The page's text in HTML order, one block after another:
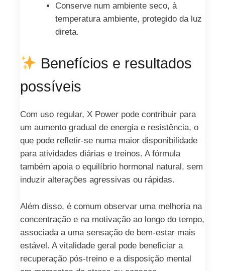
Conserve num ambiente seco, à
temperatura ambiente, protegido da luz
direta.
Benefícios e resultados
possíveis
Com uso regular, X Power pode contribuir para
um aumento gradual de energia e resistência, o
que pode refletir-se numa maior disponibilidade
para atividades diárias e treinos. A fórmula
também apoia o equilíbrio hormonal natural, sem
induzir alterações agressivas ou rápidas.
Além disso, é comum observar uma melhoria na
concentração e na motivação ao longo do tempo,
associada a uma sensação de bem‑estar mais
estável. A vitalidade geral pode beneficiar a
recuperação pós‑treino e a disposição mental